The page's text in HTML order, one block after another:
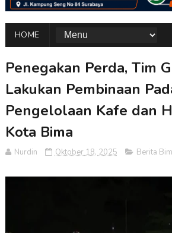
HOME
Penegakan Perda, Tim
Lakukan Pembinaan
Pengelolaan Kafe dan
Kota Bima
Nurdin Oktober 18, 2025 Berita